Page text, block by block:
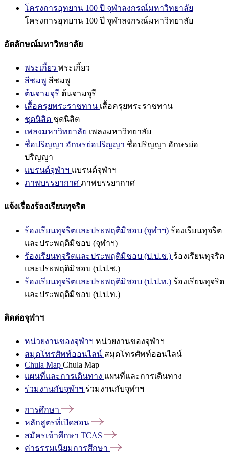
โครงการอุทยาน 100 ปี จุฬาลงกรณ์มหาวิทยาลัย
โครงการอุทยาน 100 ปี จุฬาลงกรณ์มหาวิทยาลัย
อัตลักษณ์มหาวิทยาลัย
พระเกี้ยว พระเกี้ยว
สีชมพู สีชมพู
ต้นจามจุรี ต้นจามจุรี
เสื้อครุยพระราชทาน เสื้อครุยพระราชทาน
ชุดนิสิต ชุดนิสิต
เพลงมหาวิทยาลัย เพลงมหาวิทยาลัย
ชื่อปริญญา อักษรย่อปริญญา ชื่อปริญญา อักษรย่อ
ปริญญา
แบรนด์จุฬาฯ แบรนด์จุฬาฯ
ภาพบรรยากาศ ภาพบรรยากาศ
แจ้งเรื่องร้องเรียนทุจริต
ร้องเรียนทุจริตและประพฤติมิชอบ (จุฬาฯ) ร้องเรียนทุจริต
และประพฤติมิชอบ (จุฬาฯ)
ร้องเรียนทุจริตและประพฤติมิชอบ (ป.ป.ช.) ร้องเรียนทุจริต
และประพฤติมิชอบ (ป.ป.ช.)
ร้องเรียนทุจริตและประพฤติมิชอบ (ป.ป.ท.) ร้องเรียนทุจริต
และประพฤติมิชอบ (ป.ป.ท.)
ติดต่อจุฬาฯ
หน่วยงานของจุฬาฯ หน่วยงานของจุฬาฯ
สมุดโทรศัพท์ออนไลน์ สมุดโทรศัพท์ออนไลน์
Chula Map Chula Map
แผนที่และการเดินทาง แผนที่และการเดินทาง
ร่วมงานกับจุฬาฯ ร่วมงานกับจุฬาฯ
การศึกษา
หลักสูตรที่เปิดสอน
สมัครเข้าศึกษา TCAS
ค่าธรรมเนียมการศึกษา